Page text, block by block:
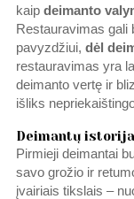
kaip deimanto
Restauravimas gali
pavyzdžiui, dėl
restauravimas yra
deimanto vertę ir
išliks
Deimantų istorija
Pirmieji deimantai
savo grožio ir
įvairiais tikslais –